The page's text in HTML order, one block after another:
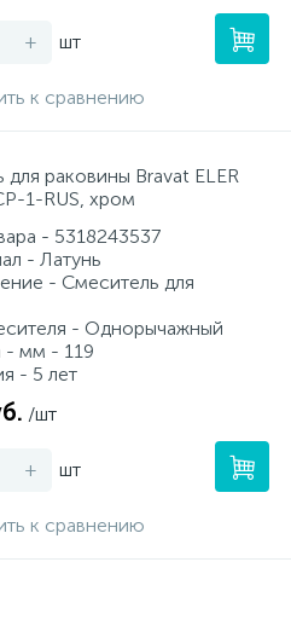
+ шт
к сравнению
для раковины Bravat ELER
1-RUS, хром
- 5318243537
- Латунь
- Смеситель для
- Однорычажный
- мм - 119
- 5 лет
/шт
+ шт
к сравнению